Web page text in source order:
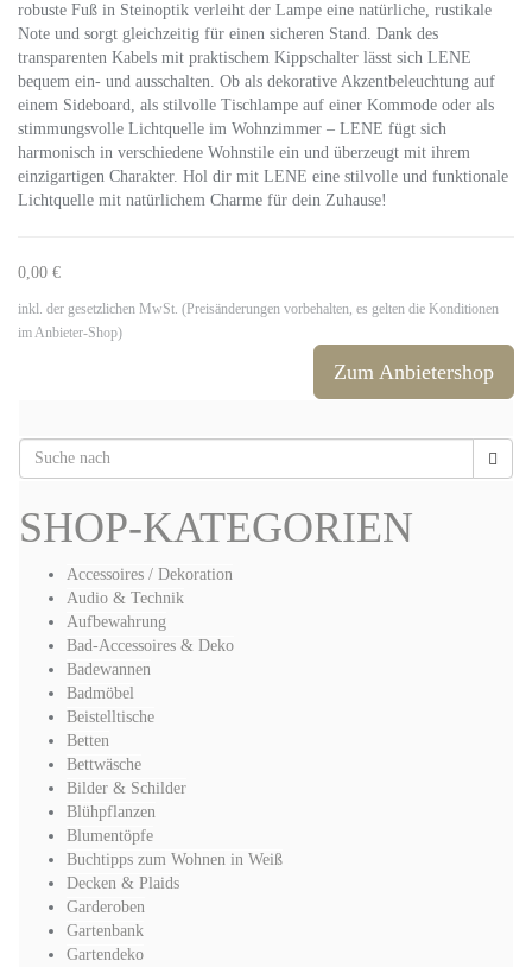
robuste Fuß in Steinoptik verleiht der Lampe eine natürliche, rustikale
Note und sorgt gleichzeitig für einen sicheren Stand. Dank des
transparenten Kabels mit praktischem Kippschalter lässt sich LENE
bequem ein- und ausschalten. Ob als dekorative Akzentbeleuchtung auf
einem Sideboard, als stilvolle Tischlampe auf einer Kommode oder als
stimmungsvolle Lichtquelle im Wohnzimmer – LENE fügt sich
harmonisch in verschiedene Wohnstile ein und überzeugt mit ihrem
einzigartigen Charakter. Hol dir mit LENE eine stilvolle und funktionale
Lichtquelle mit natürlichem Charme für dein Zuhause!
0,00 €
inkl. der gesetzlichen MwSt. (Preisänderungen vorbehalten, es gelten die Konditionen
im Anbieter-Shop)
Zum Anbietershop
SHOP-KATEGORIEN
Accessoires / Dekoration
Audio & Technik
Aufbewahrung
Bad-Accessoires & Deko
Badewannen
Badmöbel
Beistelltische
Betten
Bettwäsche
Bilder & Schilder
Blühpflanzen
Blumentöpfe
Buchtipps zum Wohnen in Weiß
Decken & Plaids
Garderoben
Gartenbank
Gartendeko